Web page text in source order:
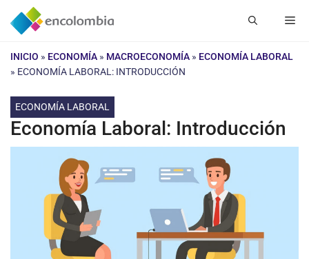
Saltar
INICIO » ECONOMÍA » MACROECONOMÍA » ECONOMÍA LABORAL
» ECONOMÍA LABORAL: INTRODUCCIÓN
ECONOMÍA LABORAL
Economía Laboral: Introducción